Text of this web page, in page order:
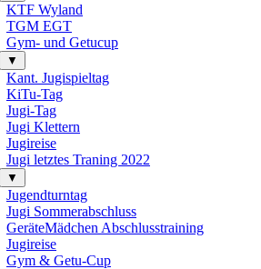
KTF Wyland
TGM EGT
Gym- und Getucup
▼
Kant. Jugispieltag
KiTu-Tag
Jugi-Tag
Jugi Klettern
Jugireise
Jugi letztes Traning 2022
▼
Jugendturntag
Jugi Sommerabschluss
GeräteMädchen Abschlusstraining
Jugireise
Gym & Getu-Cup